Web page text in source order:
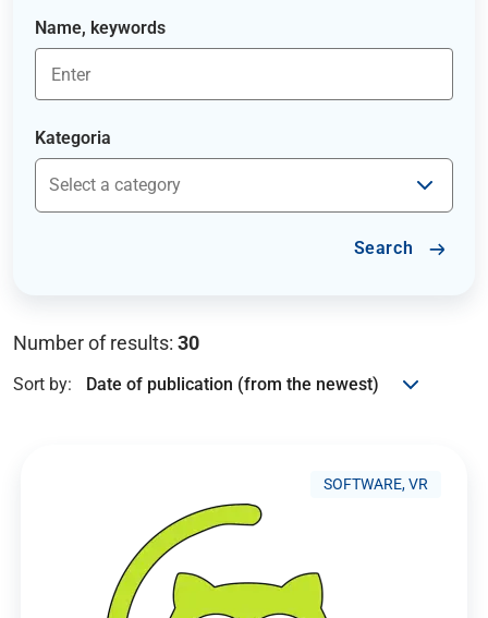
Name, keywords
Kategoria
Search
Number of results: 30
Sort by:
SOFTWARE, VR